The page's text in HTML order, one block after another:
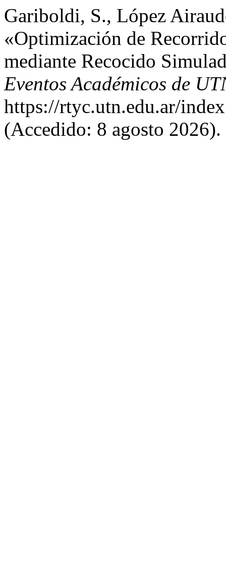
Gariboldi, S., López
«Optimización de
mediante Recocido
Eventos Académicos de
https://rtyc.utn.edu.ar/
(Accedido: 8 agosto 2026).